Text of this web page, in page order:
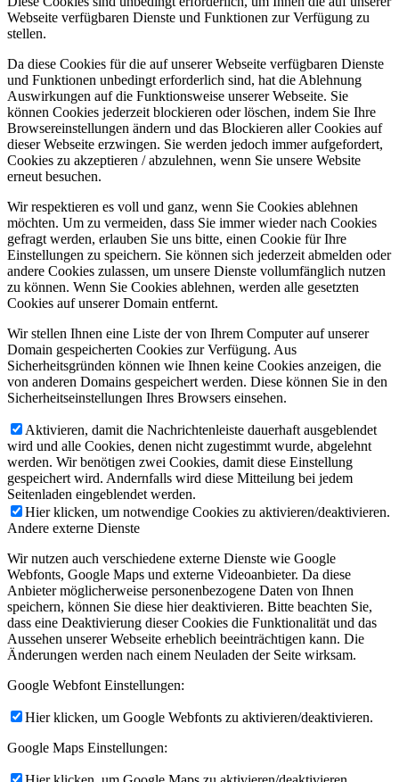
Webseite verfügbaren Dienste und Funktionen zur Verfügung zu
stellen.
Da diese Cookies für die auf unserer Webseite verfügbaren Dienste
und Funktionen unbedingt erforderlich sind, hat die Ablehnung
Auswirkungen auf die Funktionsweise unserer Webseite. Sie
können Cookies jederzeit blockieren oder löschen, indem Sie Ihre
Browsereinstellungen ändern und das Blockieren aller Cookies auf
dieser Webseite erzwingen. Sie werden jedoch immer aufgefordert,
Cookies zu akzeptieren / abzulehnen, wenn Sie unsere Website
erneut besuchen.
Wir respektieren es voll und ganz, wenn Sie Cookies ablehnen
möchten. Um zu vermeiden, dass Sie immer wieder nach Cookies
gefragt werden, erlauben Sie uns bitte, einen Cookie für Ihre
Einstellungen zu speichern. Sie können sich jederzeit abmelden oder
andere Cookies zulassen, um unsere Dienste vollumfänglich nutzen
zu können. Wenn Sie Cookies ablehnen, werden alle gesetzten
Cookies auf unserer Domain entfernt.
Wir stellen Ihnen eine Liste der von Ihrem Computer auf unserer
Domain gespeicherten Cookies zur Verfügung. Aus
Sicherheitsgründen können wie Ihnen keine Cookies anzeigen, die
von anderen Domains gespeichert werden. Diese können Sie in den
Sicherheitseinstellungen Ihres Browsers einsehen.
Aktivieren, damit die Nachrichtenleiste dauerhaft ausgeblendet
wird und alle Cookies, denen nicht zugestimmt wurde, abgelehnt
werden. Wir benötigen zwei Cookies, damit diese Einstellung
gespeichert wird. Andernfalls wird diese Mitteilung bei jedem
Seitenladen eingeblendet werden.
Hier klicken, um notwendige Cookies zu aktivieren/deaktivieren.
Andere externe Dienste
Wir nutzen auch verschiedene externe Dienste wie Google
Webfonts, Google Maps und externe Videoanbieter. Da diese
Anbieter möglicherweise personenbezogene Daten von Ihnen
speichern, können Sie diese hier deaktivieren. Bitte beachten Sie,
dass eine Deaktivierung dieser Cookies die Funktionalität und das
Aussehen unserer Webseite erheblich beeinträchtigen kann. Die
Änderungen werden nach einem Neuladen der Seite wirksam.
Google Webfont Einstellungen:
Hier klicken, um Google Webfonts zu aktivieren/deaktivieren.
Google Maps Einstellungen: